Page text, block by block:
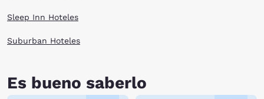
Sleep Inn Hoteles
Suburban Hoteles
Es bueno saberlo